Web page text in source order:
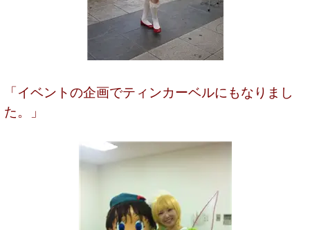
「イベントの企画でティンカーベルにもなりまし
た。」